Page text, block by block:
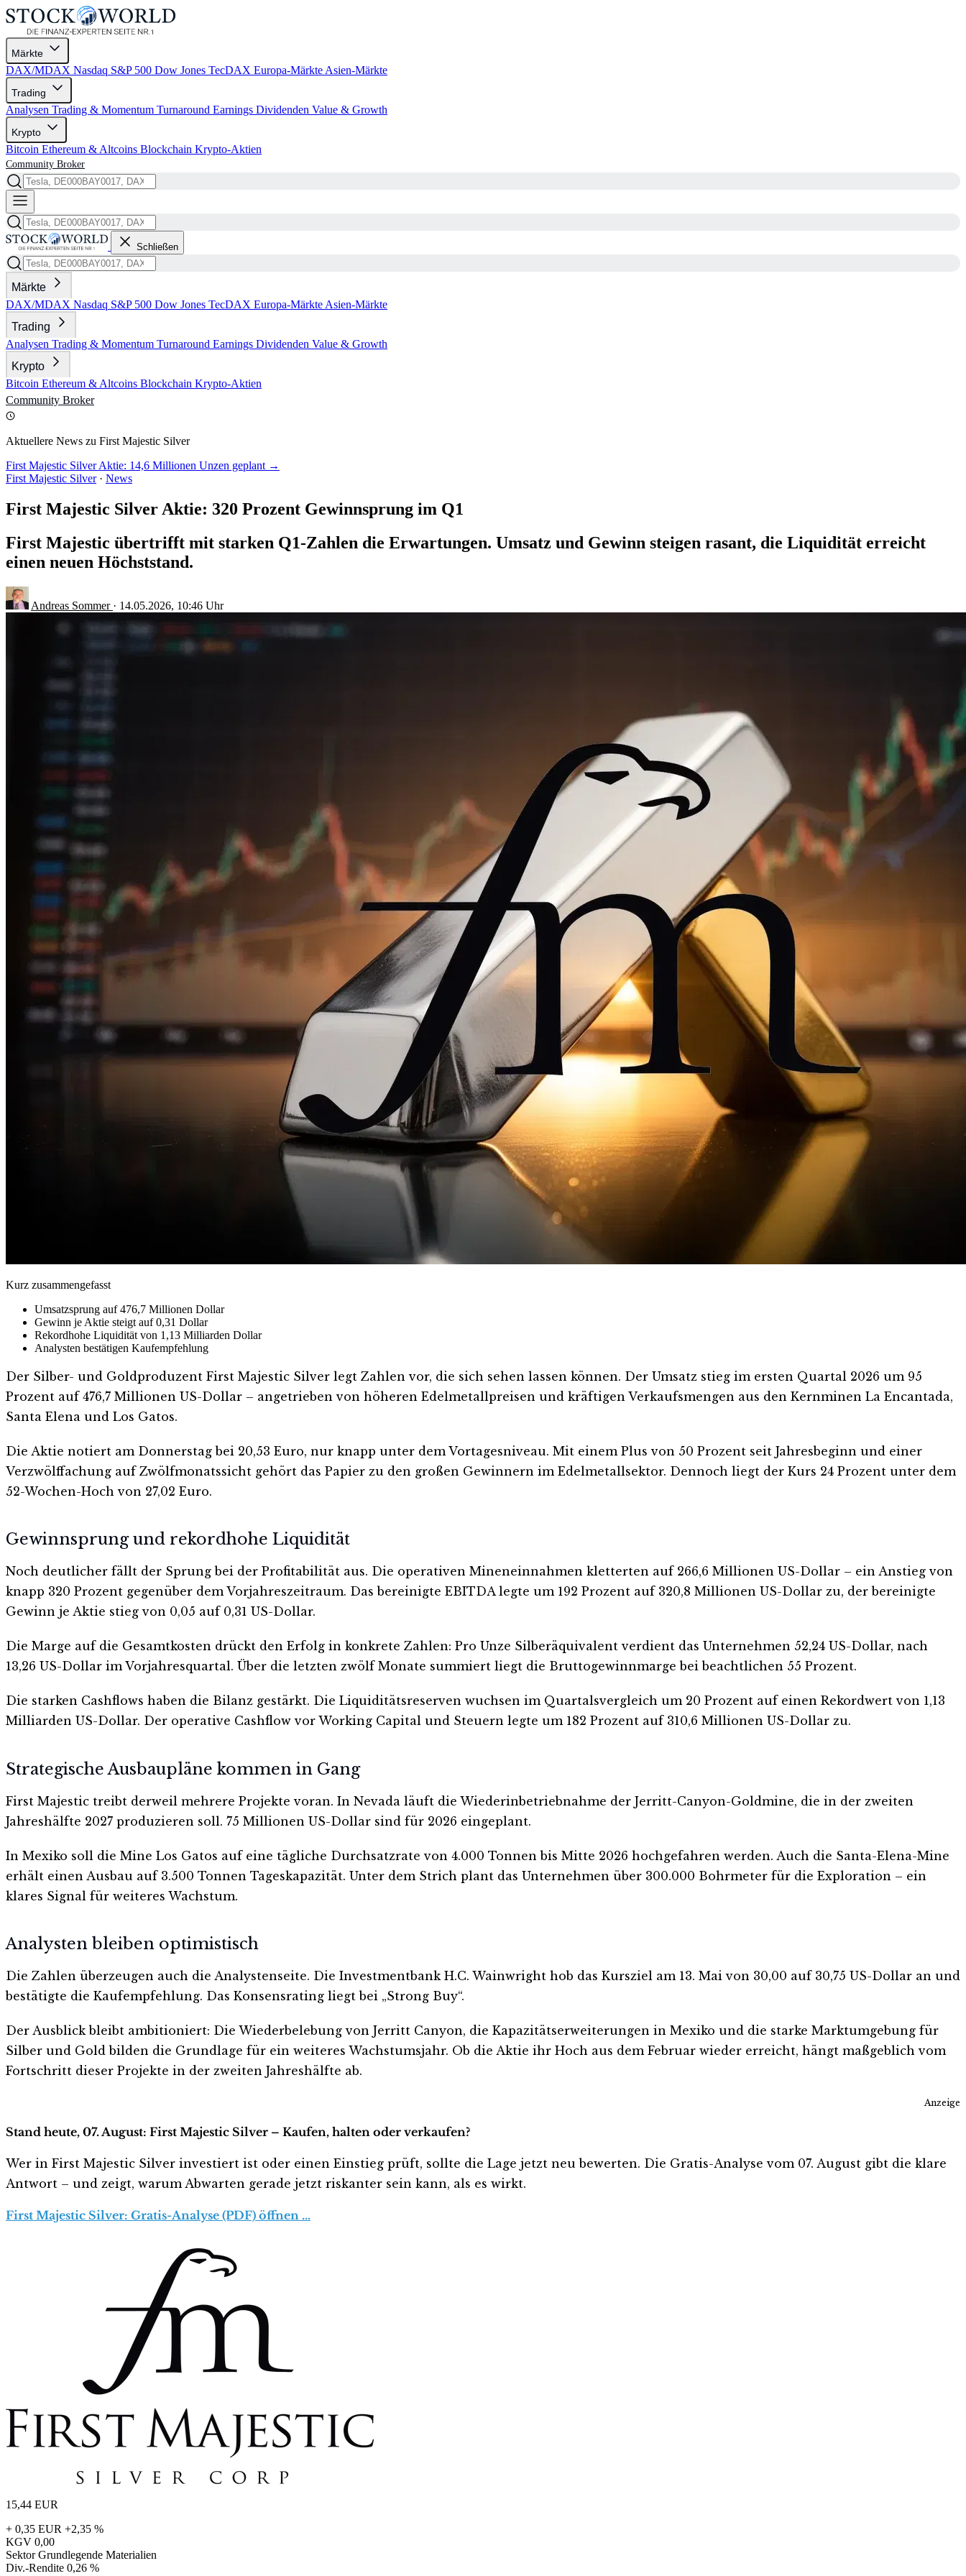
Märkte
DAX/MDAX Nasdaq S&P 500 Dow Jones TecDAX Europa-Märkte Asien-Märkte
Trading
Analysen Trading & Momentum Turnaround Earnings Dividenden Value & Growth
Krypto
Bitcoin Ethereum & Altcoins Blockchain Krypto-Aktien
Community Broker
Schließen
Märkte
DAX/MDAX Nasdaq S&P 500 Dow Jones TecDAX Europa-Märkte Asien-Märkte
Trading
Analysen Trading & Momentum Turnaround Earnings Dividenden Value & Growth
Krypto
Bitcoin Ethereum & Altcoins Blockchain Krypto-Aktien
Community Broker
Aktuellere News zu First Majestic Silver
First Majestic Silver Aktie: 14,6 Millionen Unzen geplant →
First Majestic Silver · News
First Majestic Silver Aktie: 320 Prozent Gewinnsprung im Q1
First Majestic übertrifft mit starken Q1-Zahlen die Erwartungen. Umsatz und Gewinn steigen rasant, die Liquidität erreicht
einen neuen Höchststand.
Andreas Sommer · 14.05.2026, 10:46 Uhr
Kurz zusammengefasst
Umsatzsprung auf 476,7 Millionen Dollar
Gewinn je Aktie steigt auf 0,31 Dollar
Rekordhohe Liquidität von 1,13 Milliarden Dollar
Analysten bestätigen Kaufempfehlung
Der Silber- und Goldproduzent First Majestic Silver legt Zahlen vor, die sich sehen lassen können. Der Umsatz stieg im ersten Quartal 2026 um 95
Prozent auf 476,7 Millionen US-Dollar – angetrieben von höheren Edelmetallpreisen und kräftigen Verkaufsmengen aus den Kernminen La Encantada,
Santa Elena und Los Gatos.
Die Aktie notiert am Donnerstag bei 20,53 Euro, nur knapp unter dem Vortagesniveau. Mit einem Plus von 50 Prozent seit Jahresbeginn und einer
Verzwölffachung auf Zwölfmonatssicht gehört das Papier zu den großen Gewinnern im Edelmetallsektor. Dennoch liegt der Kurs 24 Prozent unter dem
52-Wochen-Hoch von 27,02 Euro.
Gewinnsprung und rekordhohe Liquidität
Noch deutlicher fällt der Sprung bei der Profitabilität aus. Die operativen Mineneinnahmen kletterten auf 266,6 Millionen US-Dollar – ein Anstieg von
knapp 320 Prozent gegenüber dem Vorjahreszeitraum. Das bereinigte EBITDA legte um 192 Prozent auf 320,8 Millionen US-Dollar zu, der bereinigte
Gewinn je Aktie stieg von 0,05 auf 0,31 US-Dollar.
Die Marge auf die Gesamtkosten drückt den Erfolg in konkrete Zahlen: Pro Unze Silberäquivalent verdient das Unternehmen 52,24 US-Dollar, nach
13,26 US-Dollar im Vorjahresquartal. Über die letzten zwölf Monate summiert liegt die Bruttogewinnmarge bei beachtlichen 55 Prozent.
Die starken Cashflows haben die Bilanz gestärkt. Die Liquiditätsreserven wuchsen im Quartalsvergleich um 20 Prozent auf einen Rekordwert von 1,13
Milliarden US-Dollar. Der operative Cashflow vor Working Capital und Steuern legte um 182 Prozent auf 310,6 Millionen US-Dollar zu.
Strategische Ausbaupläne kommen in Gang
First Majestic treibt derweil mehrere Projekte voran. In Nevada läuft die Wiederinbetriebnahme der Jerritt-Canyon-Goldmine, die in der zweiten
Jahreshälfte 2027 produzieren soll. 75 Millionen US-Dollar sind für 2026 eingeplant.
In Mexiko soll die Mine Los Gatos auf eine tägliche Durchsatzrate von 4.000 Tonnen bis Mitte 2026 hochgefahren werden. Auch die Santa-Elena-Mine
erhält einen Ausbau auf 3.500 Tonnen Tageskapazität. Unter dem Strich plant das Unternehmen über 300.000 Bohrmeter für die Exploration – ein
klares Signal für weiteres Wachstum.
Analysten bleiben optimistisch
Die Zahlen überzeugen auch die Analystenseite. Die Investmentbank H.C. Wainwright hob das Kursziel am 13. Mai von 30,00 auf 30,75 US-Dollar an und
bestätigte die Kaufempfehlung. Das Konsensrating liegt bei „Strong Buy“.
Der Ausblick bleibt ambitioniert: Die Wiederbelebung von Jerritt Canyon, die Kapazitätserweiterungen in Mexiko und die starke Marktumgebung für
Silber und Gold bilden die Grundlage für ein weiteres Wachstumsjahr. Ob die Aktie ihr Hoch aus dem Februar wieder erreicht, hängt maßgeblich vom
Fortschritt dieser Projekte in der zweiten Jahreshälfte ab.
Anzeige
Stand heute, 07. August: First Majestic Silver – Kaufen, halten oder verkaufen?
Wer in First Majestic Silver investiert ist oder einen Einstieg prüft, sollte die Lage jetzt neu bewerten. Die Gratis-Analyse vom 07. August gibt die klare
Antwort – und zeigt, warum Abwarten gerade jetzt riskanter sein kann, als es wirkt.
First Majestic Silver: Gratis-Analyse (PDF) öffnen …
15,44 EUR
+ 0,35 EUR +2,35 %
KGV 0,00
Sektor Grundlegende Materialien
Div.-Rendite 0,26 %